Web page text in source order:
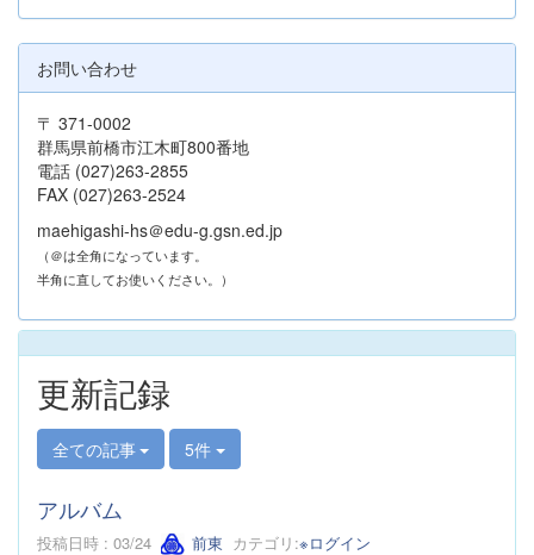
お問い合わせ
〒 371-0002
群馬県前橋市江木町800番地
電話 (027)263-2855
FAX (027)263-2524
maehigashi-hs＠edu-g.gsn.ed.jp
（＠は全角になっています。
半角に直してお使いください。）
更新記録
全ての記事 5件
アルバム
投稿日時 : 03/24 前東 カテゴリ:※ログイン